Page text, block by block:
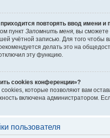
повторять ввод имени и
пункт Запомнить меня, вы сможете
учётной записью. Для того
делать это на
эту функцию.
cookies конференции»?
которые позволяют вам
включена администратором.
пользователя